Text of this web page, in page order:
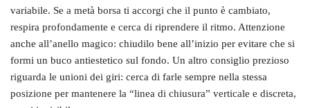
variabile. Se a metà borsa ti accorgi che il punto è cambiato,
respira profondamente e cerca di riprendere il ritmo. Attenzione
anche all’anello magico: chiudilo bene all’inizio per evitare che si
formi un buco antiestetico sul fondo. Un altro consiglio prezioso
riguarda le unioni dei giri: cerca di farle sempre nella stessa
posizione per mantenere la “linea di chiusura” verticale e discreta,